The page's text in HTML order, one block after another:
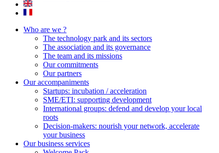
Who are we ?
The technology park and its sectors
The association and its governance
The team and its missions
Our commitments
Our partners
Our accompaniments
Startups: incubation / acceleration
SME/ETI: supporting development
International groups: defend and develop your local
roots
Decision-makers: nourish your network, accelerate
your business
Our business services